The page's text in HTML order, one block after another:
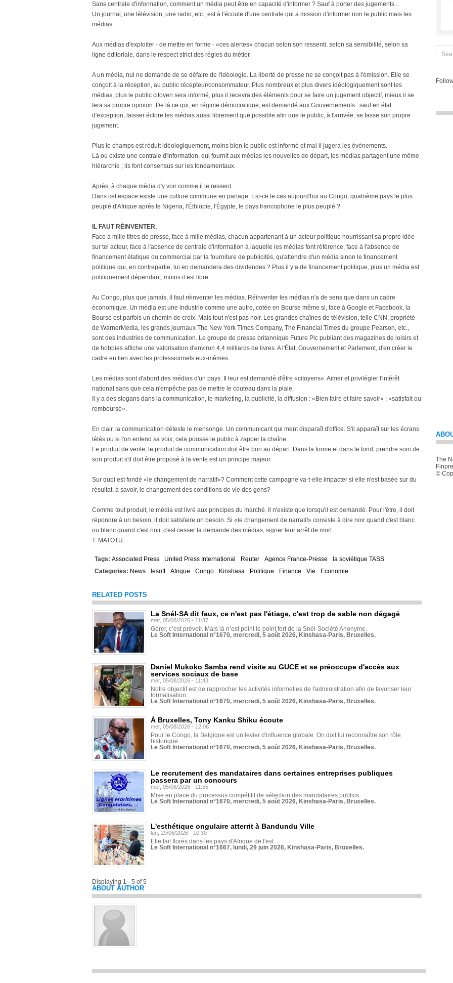
Sans centrale d'information, comment un média peut être en capacité d'informer ? Sauf à porter des jugements...
Un journal, une télévision, une radio, etc., est à l'écoute d'une centrale qui a mission d'informer non le public mais les
médias.
Aux médias d'exploiter - de mettre en forme - «ces alertes» chacun selon son ressenti, selon sa sensibilité, selon sa
ligne éditoriale, dans le respect strict des règles du métier.
A un média, nul ne demande de se défaire de l'idéologie. La liberté de presse ne se conçoit pas à l'émission. Elle se
conçoit à la réception, au public récepteur/consommateur. Plus nombreux et plus divers idéologiquement sont les
médias, plus le public citoyen sera informé, plus il recevra des éléments pour se faire un jugement objectif, mieux il se
fera sa propre opinion. De là ce qui, en régime démocratique, est demandé aux Gouvernements : sauf en état
d'exception, laisser éclore les médias aussi librement que possible afin que le public, à l'arrivée, se fasse son propre
jugement.
Plus le champs est réduit idéologiquement, moins bien le public est informé et mal il jugera les événements.
Là où existe une centrale d'information, qui fournit aux médias les nouvelles de départ, les médias partagent une même
hiérarchie ; ils font consensus sur les fondamentaux.
Après, à chaque média d'y voir comme il le ressent.
Dans cet espace existe une culture commune en partage. Est-ce le cas aujourd'hui au Congo, quatrième pays le plus
peuplé d'Afrique après le Nigeria, l'Éthiopie, l'Égypte, le pays francophone le plus peuplé ?
IL FAUT RÉINVENTER.
Face à mille titres de presse, face à mille médias, chacun appartenant à un acteur politique nourrissant sa propre idée
sur tel acteur, face à l'absence de centrale d'information à laquelle les médias font référence, face à l'absence de
financement étatique ou commercial par la fourniture de publicités, qu'attendre d'un média sinon le financement
politique qui, en contrepartie, lui en demandera des dividendes ? Plus il y a de financement politique, plus un média est
politiquement dépendant, moins il est libre...
Au Congo, plus que jamais, il faut réinventer les médias. Réinventer les médias n'a de sens que dans un cadre
économique. Un média est une industrie comme une autre, cotée en Bourse même si, face à Google et Facebook, la
Bourse est parfois un chemin de croix. Mais tout n'est pas noir. Les grandes chaînes de télévision, telle CNN, propriété
de WarnerMedia, les grands journaux The New York Times Company, The Financial Times du groupe Pearson, etc.,
sont des industries de communication. Le groupe de presse britannique Future Plc publiant des magazines de loisirs et
de hobbies affiche une valorisation d'environ 4,4 milliards de livres. A l'État, Gouvernement et Parlement, d'en créer le
cadre en lien avec les professionnels eux-mêmes.
Les médias sont d'abord des médias d'un pays. Il leur est demandé d'être «citoyens». Aimer et privilégier l'intérêt
national sans que cela n'empêche pas de mettre le couteau dans la plaie.
Il y a des slogans dans la communication, le marketing, la publicité, la diffusion : «Bien faire et faire savoir» ; «satisfait ou
remboursé».
En clair, la communication déteste le mensonge. Un communicant qui ment disparaît d'office. S'il apparaît sur les écrans
télés ou si l'on entend sa voix, cela pousse le public à zapper la chaîne.
Le produit de vente, le produit de communication doit être bon au départ. Dans la forme et dans le fond, prendre soin de
son produit s'il doit être proposé à la vente est un principe majeur.
Sur quoi est fondé «le changement de narratif»? Comment cette campagne va-t-elle impacter si elle n'est basée sur du
résultat, à savoir, le changement des conditions de vie des gens?
Comme tout produit, le média est livré aux principes du marché. Il n'existe que lorsqu'il est demandé. Pour l'être, il doit
répondre à un besoin; il doit satisfaire un besoin. Si «le changement de narratif» consiste à dire noir quand c'est blanc
ou blanc quand c'est noir, c'est cesser la demande des médias, signer leur arrêt de mort.
T. MATOTU.
Tags: Associated Press United Press International Reuter Agence France-Presse
la soviétique TASS
Categories: News lesoft Afrique Congo Kinshasa Politique Finance Vie Economie
RELATED POSTS
La Snél-SA dit faux, ce n'est pas l'étiage, c'est trop de sable non dégagé
mer, 05/08/2026 - 11:37
Gérer, c’est prévoir. Mais là n’est point le point fort de la Snél-Société Anonyme.
Le Soft International n°1670, mercredi, 5 août 2026, Kinshasa-Paris, Bruxelles.
Daniel Mukoko Samba rend visite au GUCE et se préoccupe d'accès aux
services sociaux de base
mer, 05/08/2026 - 11:43
Notre objectif est de rapprocher les activités informelles de l'administration afin de favoriser leur
formalisation.
Le Soft International n°1670, mercredi, 5 août 2026, Kinshasa-Paris, Bruxelles.
À Bruxelles, Tony Kanku Shiku écoute
mer, 05/08/2026 - 12:06
Pour le Congo, la Belgique est un levier d'influence globale. On doit lui reconnaître son rôle
historique...
Le Soft International n°1670, mercredi, 5 août 2026, Kinshasa-Paris, Bruxelles.
Le recrutement des mandataires dans certaines entreprises publiques
passera par un concours
mer, 05/08/2026 - 11:55
Mise en place du processus compétitif de sélection des mandataires publics.
Le Soft International n°1670, mercredi, 5 août 2026, Kinshasa-Paris, Bruxelles.
L'esthétique ongulaire atterrit à Bandundu Ville
lun, 29/06/2026 - 10:30
Elle fait florès dans les pays d'Afrique de l'est...
Le Soft International n°1667, lundi, 29 juin 2026, Kinshasa-Paris, Bruxelles.
Displaying 1 - 5 of 5
ABOUT AUTHOR
The
©